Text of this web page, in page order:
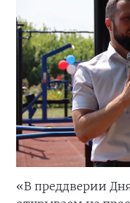
«В преддверии